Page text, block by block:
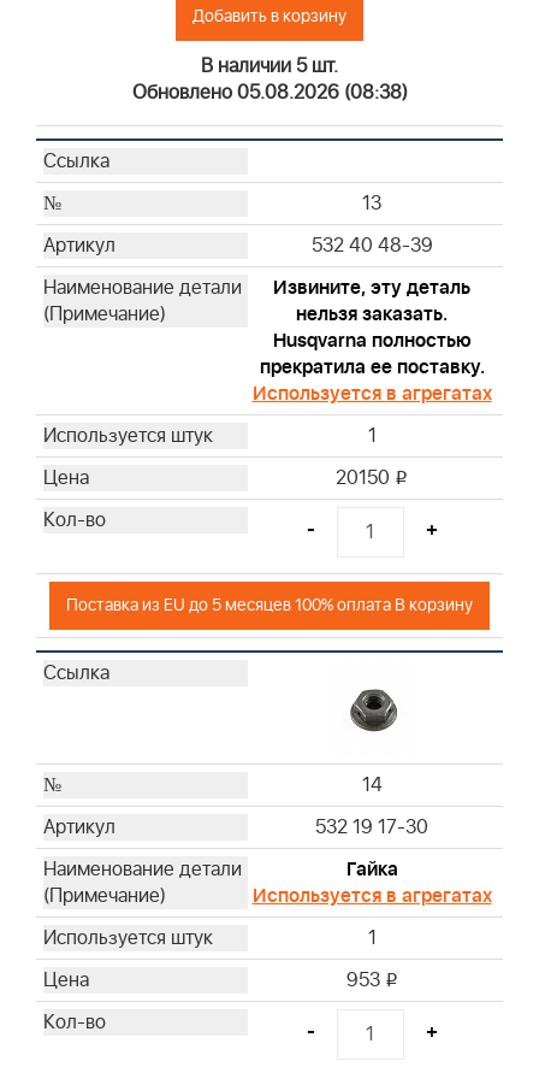
Добавить в корзину
В наличии 5 шт.
Обновлено 05.08.2026 (08:38)
13
532 40 48-39
Извините, эту деталь
нельзя заказать.
Husqvarna полностью
прекратила ее поставку.
Используется в агрегатах
1
20150 i
- +
Поставка из EU до 5 месяцев 100% оплата В корзину
14
532 19 17-30
Гайка
Используется в агрегатах
1
953 i
- +